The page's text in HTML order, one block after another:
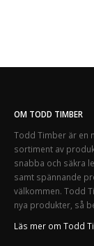
OM TODD TIMBER
Todd Timber är en
sortiment av
snabba och säkra
samt spännande
välkommen. Todd
nya produkter, så
Läs mer om Todd